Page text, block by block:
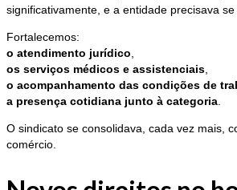
significativamente, e a entidade precisava
Fortalecemos:
o atendimento jurídico,
os serviços médicos e assistenciais,
o acompanhamento das condições de
a presença cotidiana junto à categoria.
O sindicato se consolidava, cada vez mais,
comércio.